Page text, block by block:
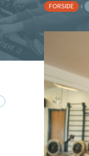
FORSIDE